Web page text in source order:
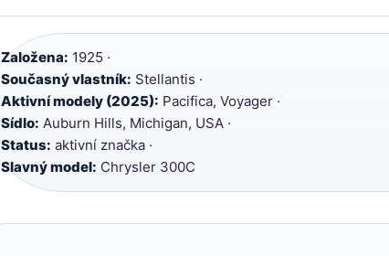
Založena: 1925 ·
Současný vlastník: Stellantis ·
Aktivní modely (2025): Pacifica, Voyager ·
Sídlo: Auburn Hills, Michigan, USA ·
Status: aktivní značka ·
Slavný model: Chrysler 300C